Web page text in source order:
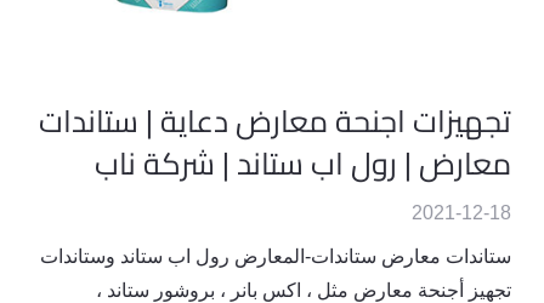
تجهيزات اجنحة معارض دعاية | ستاندات
معارض | رول اب ستاند | شركة ناب
2021-12-18
ستاندات معارض ستاندات-المعارض رول اب ستاند وستاندات
تجهيز أجنحة معارض مثل ، اكس بانر ، بروشور ستاند ،